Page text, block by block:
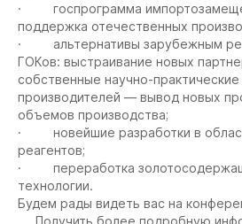
· госпрограмма
поддержка отечественных
· альтернативы зарубежным
ГОКов: выстраивание новых
собственные научно-
производителей — вывод новых
объемов производства;
· новейшие разработки в
реагентов;
· переработка
технологии.
Будем рады видеть вас на
Получить более подробную